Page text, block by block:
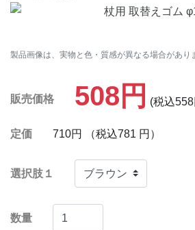
製品画像は、実物と色・質感が異なる場合があり
販売価格 508円 (税込
定価 710円 （税込781 円）
選択肢１
数量